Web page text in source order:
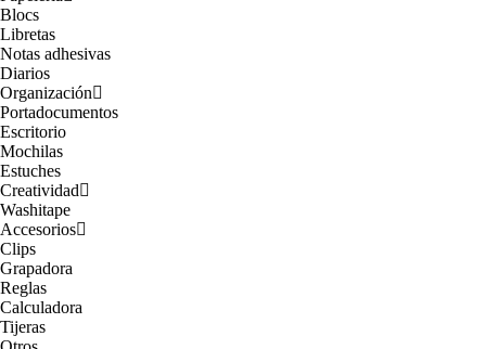
Blocs
Libretas
Notas adhesivas
Diarios
Organización
Portadocumentos
Escritorio
Mochilas
Estuches
Creatividad
Washitape
Accesorios
Clips
Grapadora
Reglas
Calculadora
Tijeras